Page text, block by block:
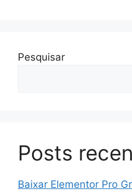
Pesquisar
Posts
Baixar Elementor Pro